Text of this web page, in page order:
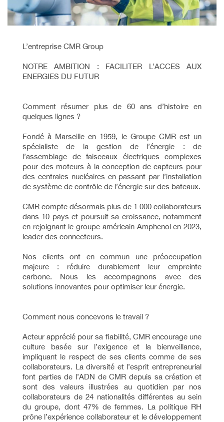
L’entreprise CMR Group
NOTRE AMBITION : FACILITER L’ACCES AUX
ENERGIES DU FUTUR
Comment résumer plus de 60 ans d’histoire en
quelques lignes ?
Fondé à Marseille en 1959, le Groupe CMR est un
spécialiste de la gestion de l’énergie : de
l’assemblage de faisceaux électriques complexes
pour des moteurs à la conception de capteurs pour
des centrales nucléaires en passant par l’installation
de système de contrôle de l’énergie sur des bateaux.
CMR compte désormais plus de 1 000 collaborateurs
dans 10 pays et poursuit sa croissance, notamment
en rejoignant le groupe américain Amphenol en 2023,
leader des connecteurs.
Nos clients ont en commun une préoccupation
majeure : réduire durablement leur empreinte
carbone. Nous les accompagnons avec des
solutions innovantes pour optimiser leur énergie.
Comment nous concevons le travail ?
Acteur apprécié pour sa fiabilité, CMR encourage une
culture basée sur l’exigence et la bienveillance,
impliquant le respect de ses clients comme de ses
collaborateurs. La diversité et l’esprit entrepreneurial
font parties de l’ADN de CMR depuis sa création et
sont des valeurs illustrées au quotidien par nos
collaborateurs de 24 nationalités différentes au sein
du groupe, dont 47% de femmes. La politique RH
prône l’expérience collaborateur et le développement